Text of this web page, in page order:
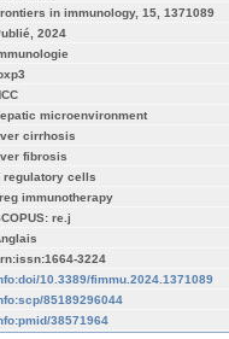
in immunology, 15, 1371089
2024
microenvironment
cirrhosis
fibrosis
regulatory cells
immunotherapy
re.j
3224
10.3389/fimmu.2024.1371089
85189296044
38571964